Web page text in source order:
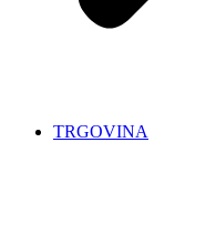
TRGOVINA